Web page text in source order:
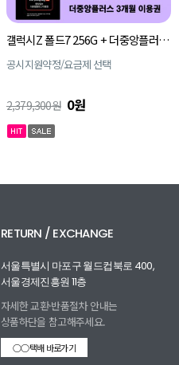
갤럭시Z 폴드7 256G + 더중앙플러스 3개월 이용권
공시지원약정/요금제 선택
2,379,300원 0원
RETURN / EXCHANGE
서울특별시 마포구 월드컵북로 400,
서울경제진흥원 11층
자세한 교환·반품절차 안내는
상품하단을 참고해주세요.
○○택배 바로가기